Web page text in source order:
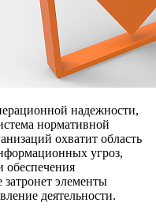
надежности,
нормативной
охватит область
угроз,
элементы
деятельности.